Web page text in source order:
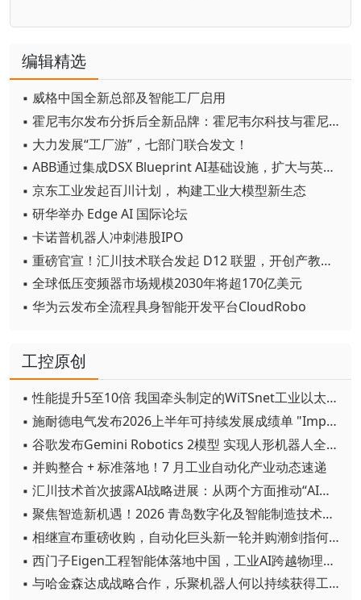
编辑精选
▪ 威格中国全新总部及智能工厂启用
▪ 霍尼韦尔发布分拆后全新品牌：霍尼韦尔科技与霍尼韦尔航空航天
▪ 大力发展“工厂游”，七部门联合发文！
▪ ABB通过集成DSX Blueprint AI基础设施，扩大与英伟达的合作
▪ 京东工业发起百川计划， 构建工业大模型新生态
▪ 研华举办 Edge AI 国际论坛
▪ 卡诺普机器人冲刺港股IPO
▪ 重磅官宣！汇川技术联合发起 D12 联盟，开创产教融合新范式
▪ 全球低压变频器市场规模2030年将超170亿美元
▪ 华为云发布全流程具身智能开发平台CloudRobo
工控原创
▪ 性能提升5至10倍 我国牵头制定的WiTSnet工业以太网国际标准正式发布
▪ 施耐德电气发布2026上半年可持续发展成绩单 "Impact 2030"路线图开局稳健
▪ 谷歌发布Gemini Robotics 2模型 实现人形机器人全身智能控制突破
▪ 并购整合 + 标准落地！7 月工业自动化产业动态速递
▪ 汇川技术首次披露AI战略进展：从两个方面推动“AI业务化”落地
▪ 聚焦智造新机遇！2026 青岛数字化及智能制造技术论坛圆满落幕
▪ 相继宣布重磅收购，自动化巨头新一轮并购潮剑指何方？
▪ 西门子Eigen工程智能体落地中国，工业AI跨越物理世界“确定性”拐点
▪ 与哈金森达成战略合作，乐聚机器人何以持续获得工业巨头青睐？